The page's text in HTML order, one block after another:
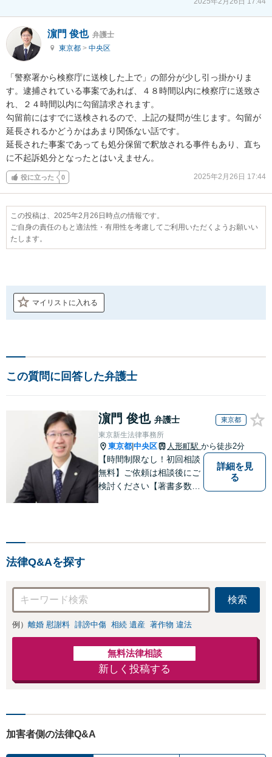
濵門 俊也 弁護士
東京都 > 中央区
「警察署から検察庁に送検した上で」の部分が少し引っ掛かりま
す。逮捕されている事案であれば、４８時間以内に検察庁に送致さ
れ、２４時間以内に勾留請求されます。
勾留前にはすでに送検されるので、上記の疑問が生じます。勾留が
延長されるかどうかはあまり関係ない話です。
延長された事案であっても処分保留で釈放される事件もあり、直ち
に不起訴処分となったとはいえません。
役に立った 0 2025年2月26日 17:44
この投稿は、2025年2月26日時点の情報です。
ご自身の責任のもと適法性・有用性を考慮してご利用いただくようお願いい
たします。
マイリストに入れる
この質問に回答した弁護士
濵門 俊也 弁護士 東京都
東京新生法律事務所
東京都 中央区 人形町駅 から徒歩2分
【時間制限なし！初回相談
無料】ご依頼は相談後にご
検討ください【著書多数】
詳細を見
る
法律Q&Aを探す
検索
例） 離婚 慰謝料 誹謗中傷 相続 遺産 著作物 違法
無料法律相談
新しく投稿する
加害者側の法律Q&A